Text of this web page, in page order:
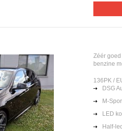
Zéér
benzine
136PK /
DSG
M-
LED
Half-